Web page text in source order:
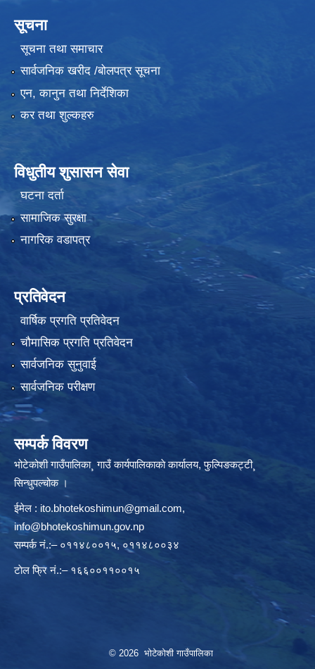
सूचना
सूचना तथा समाचार
सार्वजनिक खरीद /बोलपत्र सूचना
एन, कानुन तथा निर्देशिका
कर तथा शुल्कहरु
विधुतीय शुसासन सेवा
घटना दर्ता
सामाजिक सुरक्षा
नागरिक वडापत्र
प्रतिवेदन
वार्षिक प्रगति प्रतिवेदन
चौमासिक प्रगति प्रतिवेदन
सार्वजनिक सुनुवाई
सार्वजनिक परीक्षण
सम्पर्क विवरण
भोटेकोशी गाउँपालिका¸ गाउँ कार्यपालिकाकाे कार्यालय, फुल्पिङकट्टी¸
सिन्धुपल्चोक ।
ईमेल : ito.bhotekoshimun@gmail.com,
info@bhotekoshimun.gov.np
सम्पर्क नं.:– ०११४८००१५, ०११४८००३४
टाेल फ्रि नं.:– १६६००११००१५
© 2026 भोटेकोशी गाउँपालिका